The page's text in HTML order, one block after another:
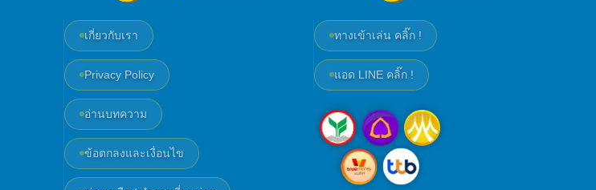
เกี่ยวกับเรา
Privacy Policy
อ่านบทความ
ข้อตกลงและเงื่อนไข
ทางเข้าเล่น คลิ๊ก !
แอด LINE คลิ๊ก !